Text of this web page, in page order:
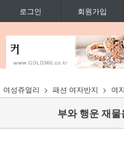
로그인 회원가입
여성쥬얼리 패션 여자반지 여
부와 행운 재